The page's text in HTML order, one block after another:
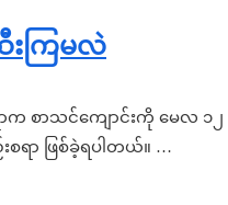
ကြမလဲ
ာက စာသင်ကျောင်းကို မေလ
ာ ဖြစ်ခဲ့ရပါတယ်။ …